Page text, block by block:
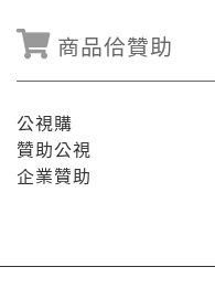
商品佮贊助
公視購
贊助公視
企業贊助